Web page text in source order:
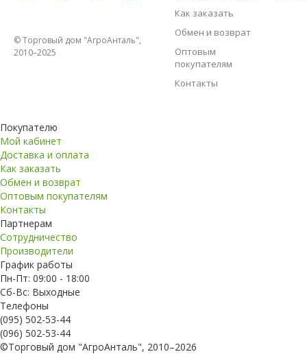
© Торговый дом "АгроАнталь",
2010–2025
Как заказать
Обмен и возврат
Оптовым
покупателям
Контакты
Покупателю
Мой кабинет
Доставка и оплата
Как заказать
Обмен и возврат
Оптовым покупателям
Контакты
Партнерам
Сотрудничество
Производители
График работы
Пн-Пт: 09:00 - 18:00
Сб-Вс: Выходные
Телефоны
(095) 502-53-44
(096) 502-53-44
©Торговый дом "АгроАнталь", 2010–2026